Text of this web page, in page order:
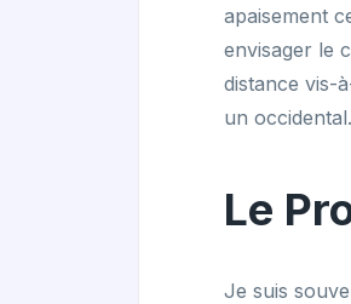
apaisement
envisager le
distance vis-
un occidental.
Le
Je suis